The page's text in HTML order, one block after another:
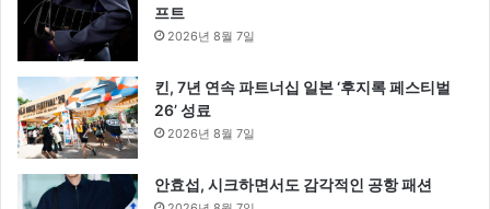
프트
2026년 8월 7일
킨, 7년 연속 파트너십 일본 ‘후지록 페스티벌
26’ 성료
2026년 8월 7일
안효섭, 시크하면서도 감각적인 공항 패션